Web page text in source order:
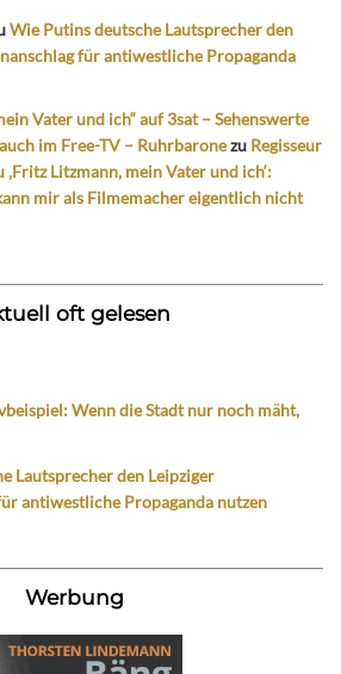
Wie Putins deutsche Lautsprecher den
für antiwestliche Propaganda
Vater und ich“ auf 3sat – Sehenswerte
im Free-TV – Ruhrbaronezu Regisseur
‚Fritz Litzmann, mein Vater und ich‘:
mir als Filmemacher eigentlich nicht
oft gelesen
Wenn die Stadt nur noch mäht,
Lautsprecher den Leipziger
antiwestliche Propaganda nutzen
Werbung